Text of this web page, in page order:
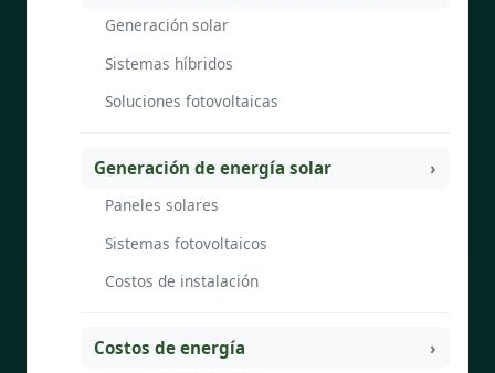
Generación solar
Sistemas híbridos
Soluciones fotovoltaicas
Generación de energía solar
Paneles solares
Sistemas fotovoltaicos
Costos de instalación
Costos de energía